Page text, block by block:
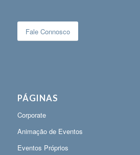
Fale Connosco
PÁGINAS
Corporate
Animação de Eventos
Eventos Próprios